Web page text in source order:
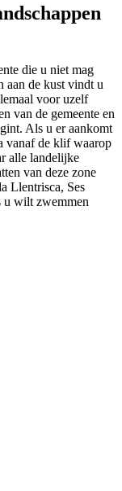
die u niet mag
aan de kust vindt u
voor uzelf
van de gemeente en
Als u er aankomt
vanaf de klif waarop
alle landelijke
van deze zone
Llentrisca, Ses
u wilt zwemmen